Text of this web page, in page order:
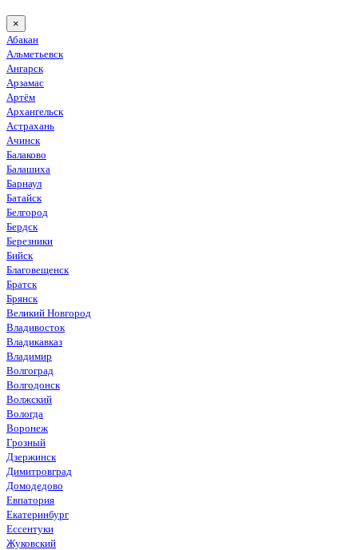
×
Абакан
Альметьевск
Ангарск
Арзамас
Артём
Архангельск
Астрахань
Ачинск
Балаково
Балашиха
Барнаул
Батайск
Белгород
Бердск
Березники
Бийск
Благовещенск
Братск
Брянск
Великий Новгород
Владивосток
Владикавказ
Владимир
Волгоград
Волгодонск
Волжский
Вологда
Воронеж
Грозный
Дзержинск
Димитровград
Домодедово
Евпатория
Екатеринбург
Ессентуки
Жуковский